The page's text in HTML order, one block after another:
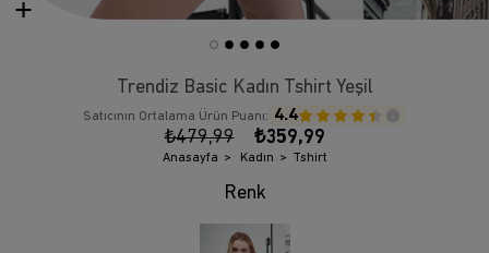
Trendiz Basic Kadın Tshirt Yeşil
Satıcının Ortalama Ürün Puanı: 4.4
₺479,99 ₺359,99
Anasayfa Kadın Tshirt